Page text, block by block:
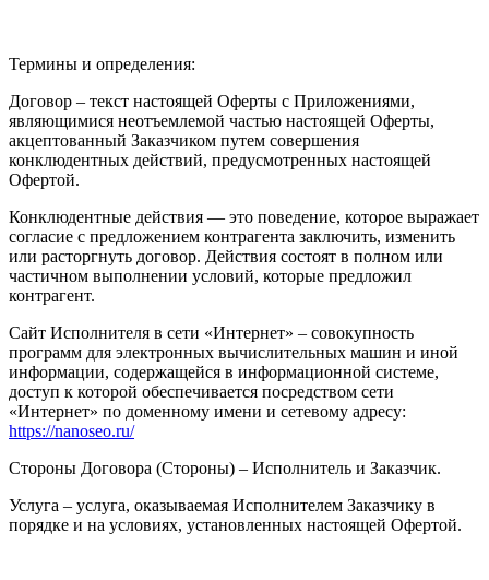
Термины и определения:
Договор – текст настоящей Оферты с Приложениями,
являющимися неотъемлемой частью настоящей Оферты,
акцептованный Заказчиком путем совершения
конклюдентных действий, предусмотренных настоящей
Офертой.
Конклюдентные действия — это поведение, которое выражает
согласие с предложением контрагента заключить, изменить
или расторгнуть договор. Действия состоят в полном или
частичном выполнении условий, которые предложил
контрагент.
Сайт Исполнителя в сети «Интернет» – совокупность
программ для электронных вычислительных машин и иной
информации, содержащейся в информационной системе,
доступ к которой обеспечивается посредством сети
«Интернет» по доменному имени и сетевому адресу:
https://nanoseo.ru/
Стороны Договора (Стороны) – Исполнитель и Заказчик.
Услуга – услуга, оказываемая Исполнителем Заказчику в
порядке и на условиях, установленных настоящей Офертой.